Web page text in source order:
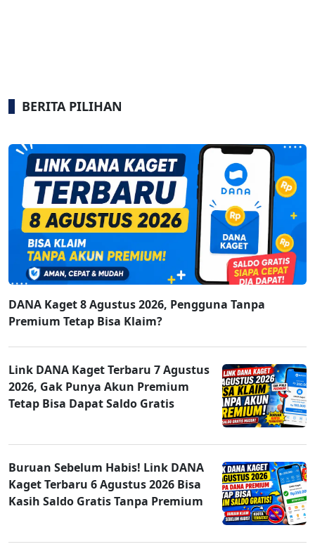
BERITA PILIHAN
DANA Kaget 8 Agustus 2026, Pengguna Tanpa
Premium Tetap Bisa Klaim?
Link DANA Kaget Terbaru 7 Agustus
2026, Gak Punya Akun Premium
Tetap Bisa Dapat Saldo Gratis
Buruan Sebelum Habis! Link DANA
Kaget Terbaru 6 Agustus 2026 Bisa
Kasih Saldo Gratis Tanpa Premium